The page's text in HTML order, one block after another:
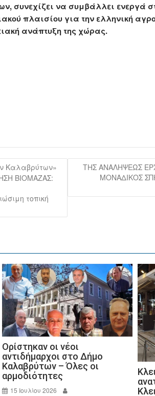
συνεχίζει να συμβάλλει ενεργά
πλαισίου για την ελληνική
ανάπτυξη της χώρας.
Καλαβρύτων»
ΒΙΟΜΑΖΑΣ:
τοπική
ΤΗΣ ΑΝΑΛΗΨΕΩΣ
ΜΟΝΑΔΙΚΟΣ
Ορίστηκαν οι νέοι
αντιδήμαρχοι στο Δήμο
Καλαβρύτων – Όλες οι
αρμοδιότητες
15 Ιουλίου 2026